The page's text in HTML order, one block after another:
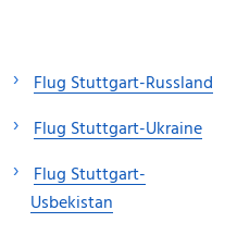
Flug Stuttgart-Russland
Flug Stuttgart-Ukraine
Flug Stuttgart-
Usbekistan